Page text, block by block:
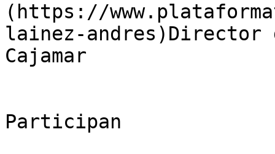
(https://
lainez-andres)Director
Cajamar
Participan